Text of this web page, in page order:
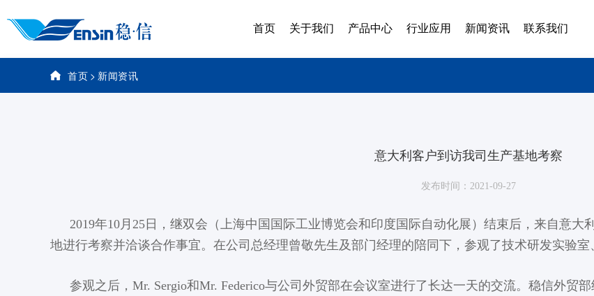
首页 关于我们 产品中心 行业应用 新闻资讯 联系我们
首页 > 新闻资讯
意大利客户到访我司生产基地考察
发布时间：2021-09-27
2019年10月25日，继双会（上海中国国际工业博览会和印度国际自动化展）结束后，来自意大
地进行考察并洽谈合作事宜。在公司总经理曾敬先生及部门经理的陪同下，参观了技术研发实验室
参观之后，Mr. Sergio和Mr. Federico与公司外贸部在会议室进行了长达一天的交流。稳信外贸